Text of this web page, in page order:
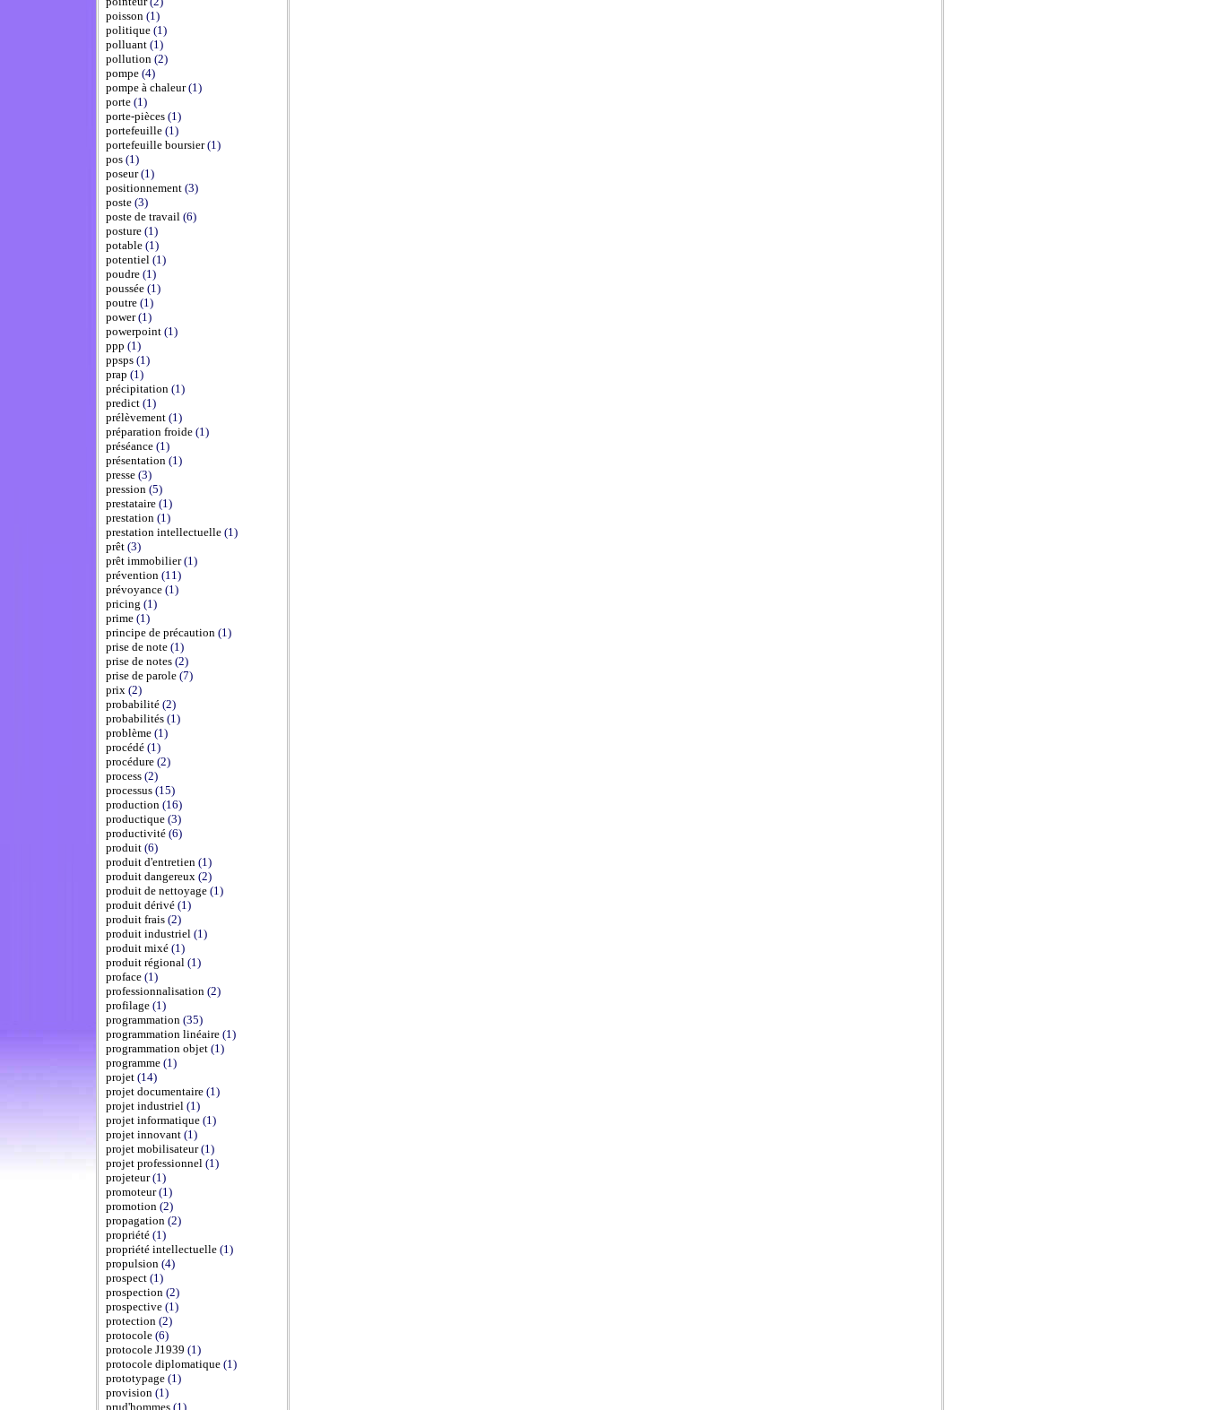
poisson (1)
politique (1)
polluant (1)
pollution (2)
pompe (4)
pompe à chaleur(1)
porte (1)
porte-pièces (1)
portefeuille (1)
portefeuille boursier(1)
pos (1)
poseur(1)
positionnement (3)
poste (3)
poste de travail (6)
posture (1)
potable (1)
potentiel (1)
poudre (1)
poussée (1)
poutre (1)
power(1)
powerpoint (1)
ppp (1)
ppsps (1)
prap (1)
précipitation (1)
predict (1)
prélèvement (1)
préparation froide (1)
préséance (1)
présentation (1)
presse (3)
pression (5)
prestataire (1)
prestation (1)
prestation intellectuelle (1)
prêt (3)
prêt immobilier(1)
prévention (11)
prévoyance (1)
pricing (1)
prime (1)
principe de précaution (1)
prise de note (1)
prise de notes (2)
prise de parole (7)
prix (2)
probabilité (2)
probabilités (1)
problème (1)
procédé (1)
procédure (2)
process (2)
processus (15)
production (16)
productique (3)
productivité (6)
produit (6)
produit d'entretien (1)
produit dangereux (2)
produit de nettoyage (1)
produit dérivé (1)
produit frais (2)
produit industriel (1)
produit mixé (1)
produit régional (1)
proface (1)
professionnalisation (2)
profilage (1)
programmation (35)
programmation linéaire (1)
programmation objet (1)
programme (1)
projet (14)
projet documentaire (1)
projet industriel (1)
projet informatique (1)
projet innovant (1)
projet mobilisateur(1)
projet professionnel (1)
projeteur(1)
promoteur(1)
promotion (2)
propagation (2)
propriété (1)
propriété intellectuelle (1)
propulsion (4)
prospect (1)
prospection (2)
prospective (1)
protection (2)
protocole (6)
protocole J1939 (1)
protocole diplomatique (1)
prototypage (1)
provision (1)
prud'hommes (1)